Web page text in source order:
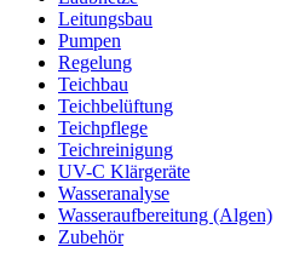
Leitungsbau
Pumpen
Regelung
Teichbau
Teichbelüftung
Teichpflege
Teichreinigung
UV-C Klärgeräte
Wasseranalyse
Wasseraufbereitung (Algen)
Zubehör